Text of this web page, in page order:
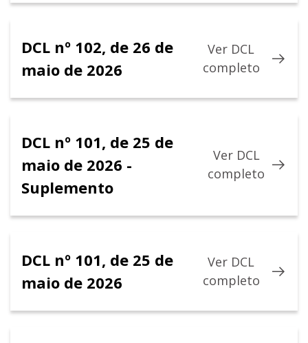
DCL nº 102, de 26 de
maio de 2026
Ver DCL
completo
DCL nº 101, de 25 de
maio de 2026 -
Suplemento
Ver DCL
completo
DCL nº 101, de 25 de
maio de 2026
Ver DCL
completo